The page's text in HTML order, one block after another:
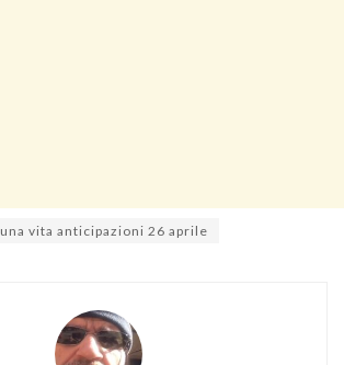
una vita anticipazioni 26 aprile